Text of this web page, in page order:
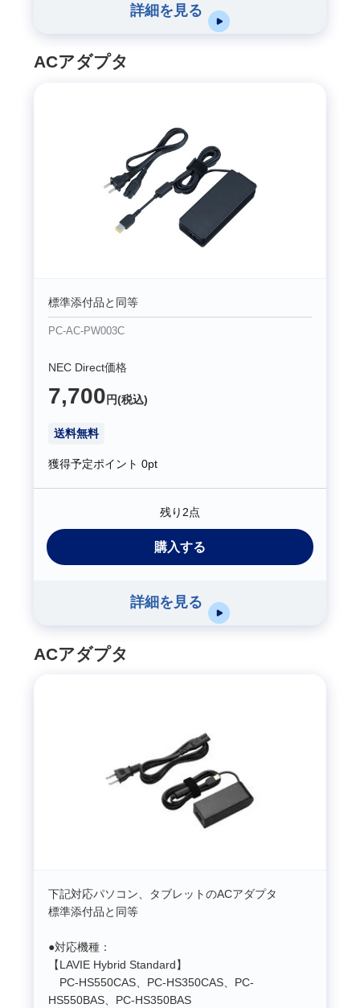
詳細を見る
ACアダプタ
標準添付品と同等
PC-AC-PW003C
NEC Direct価格
7,700 円(税込)
送料無料
獲得予定ポイント0pt
残り2点
購入する
詳細を見る
ACアダプタ
下記対応パソコン、タブレットのACアダプタ
標準添付品と同等
●対応機種：
【LAVIE Hybrid Standard】
PC-HS550CAS、PC-HS350CAS、PC-
HS550BAS、PC-HS350BAS